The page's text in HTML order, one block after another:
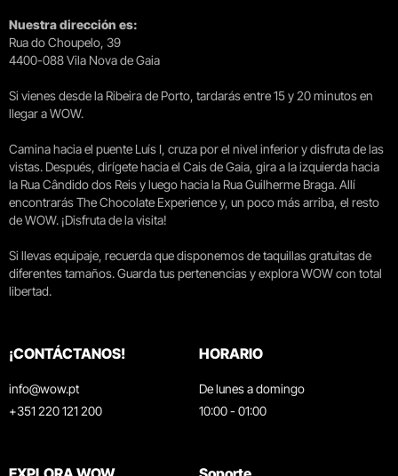
Nuestra dirección es:
Rua do Choupelo, 39
4400-088 Vila Nova de Gaia
Si vienes desde la Ribeira de Porto, tardarás entre 15 y 20 minutos en
llegar a WOW.
Camina hacia el puente Luís I, cruza por el nivel inferior y disfruta de las
vistas. Después, dirígete hacia el Cais de Gaia, gira a la izquierda hacia
la Rua Cândido dos Reis y luego hacia la Rua Guilherme Braga. Allí
encontrarás The Chocolate Experience y, un poco más arriba, el resto
de WOW. ¡Disfruta de la visita!
Si llevas equipaje, recuerda que disponemos de taquillas gratuitas de
diferentes tamaños. Guarda tus pertenencias y explora WOW con total
libertad.
¡CONTÁCTANOS!
info@wow.pt
+351 220 121 200
HORARIO
De lunes a domingo
10:00 - 01:00